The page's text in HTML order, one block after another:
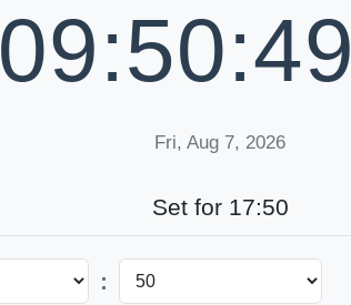
09:50:50
Fri, Aug 7, 2026
Set for 17:50
: